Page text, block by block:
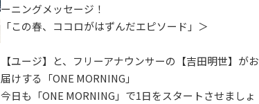
ーニングメッセージ！
「この春、ココロがはずんだエピソード」＞
【ユージ】と、フリーアナウンサーの【吉田明世】がお
届けする「ONE MORNING」
今日も「ONE MORNING」で1日をスタートさせましょ